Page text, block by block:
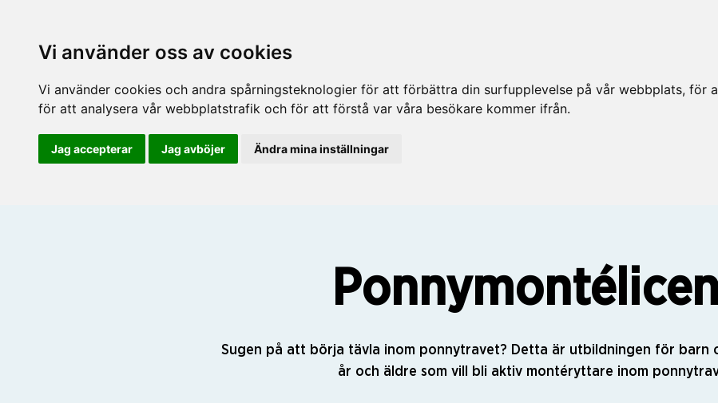
Vi använder oss av cookies
Vi använder cookies och andra spårningsteknologier för att förbättra din surfupplevelse på vår webbplats, för
för att analysera vår webbplatstrafik och för att förstå var våra besökare kommer ifrån.
Jag accepterar Jag avböjer Ändra mina inställningar
Sugen på att börja tävla inom ponnytravet? Detta är utbildningen för barn
år och äldre som vill bli aktiv montéryttare inom